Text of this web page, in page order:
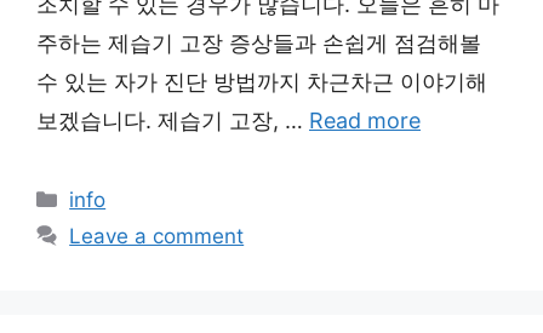
주하는 제습기 고장 증상들과 손쉽게 점검해볼
수 있는 자가 진단 방법까지 차근차근 이야기해
보겠습니다. 제습기 고장, … Read more
Categories
info
Leave a comment